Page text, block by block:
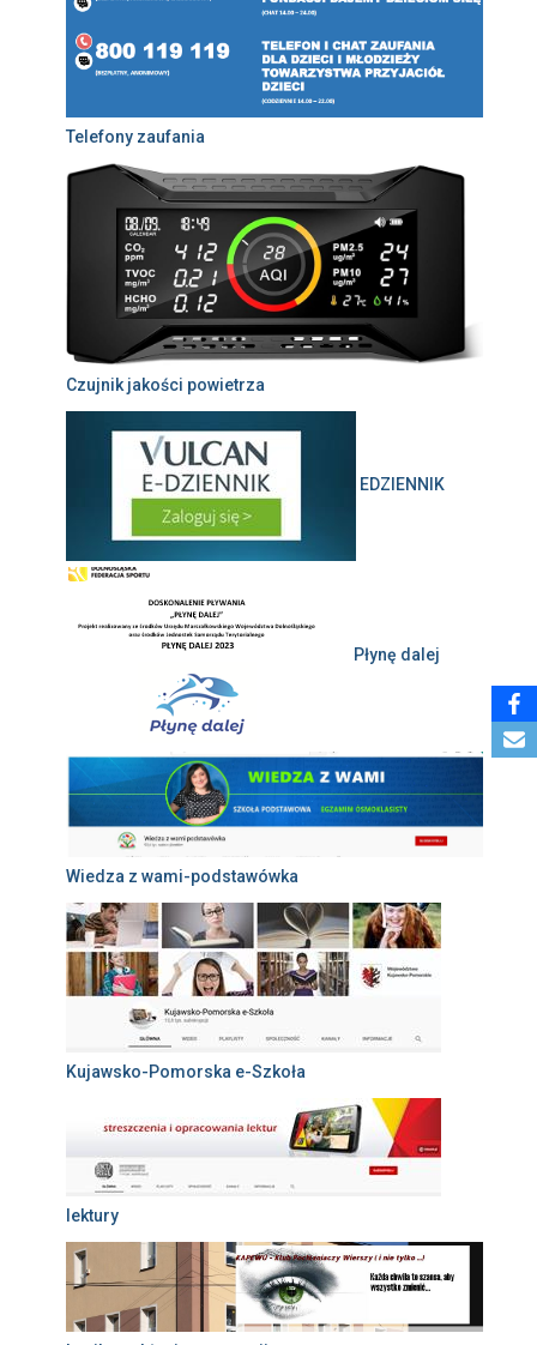
Telefony zaufania
Czujnik jakości powietrza
EDZIENNIK
Płynę dalej
Wiedza z wami-podstawówka
Kujawsko-Pomorska e-Szkoła
lektury